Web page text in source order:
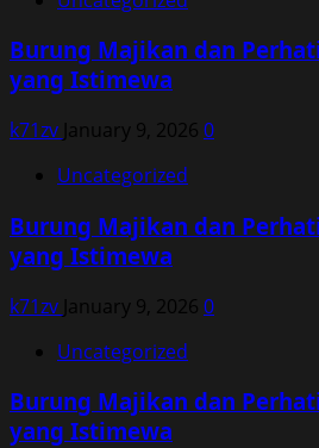
Burung Majikan dan
yang Istimewa
k71zv January 9, 2026 0
Uncategorized
Burung Majikan dan
yang Istimewa
k71zv January 9, 2026 0
Uncategorized
Burung Majikan dan
yang Istimewa